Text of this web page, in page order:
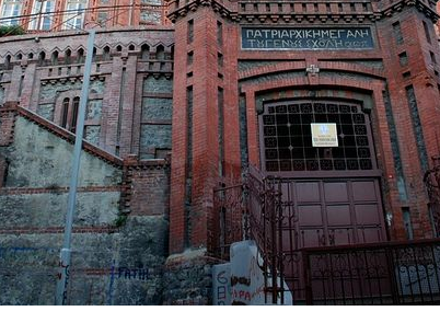
Великомученик Георгий Победоносец. Научись у
святого
Роман Котов